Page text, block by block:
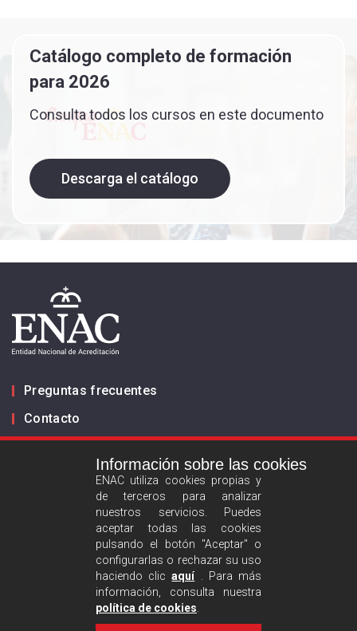
Catálogo completo de formación
para 2026
Consulta todos los cursos en este documento
Descarga el catálogo
Preguntas frecuentes
Contacto
Política de privacidad
Política de cookies
Información sobre las cookies
ENAC utiliza cookies propias y
de terceros para analizar
nuestros servicios. Puedes
aceptar todas las cookies
pulsando el botón "Aceptar" o
configurarlas o rechazar su uso
haciendo clicaquí. Para más
información, consulta nuestra
política de cookies